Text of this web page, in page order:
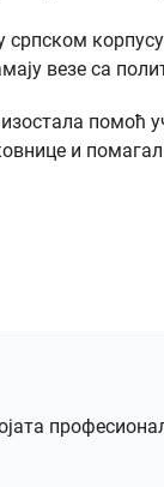
у српском
везе са
помоћ
и